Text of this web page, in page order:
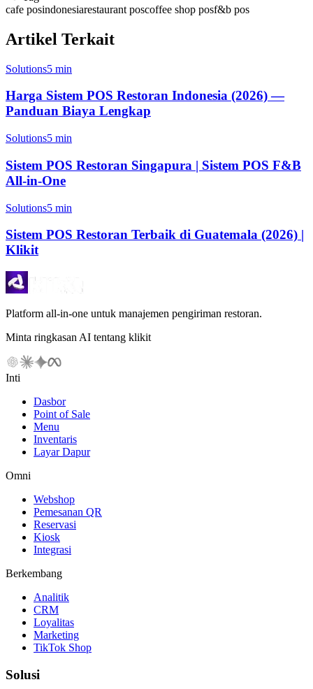
cafe posindonesiarestaurant poscoffee shop posf&b pos
Artikel Terkait
Solutions5 min
Harga Sistem POS Restoran Indonesia (2026) —
Panduan Biaya Lengkap
Solutions5 min
Sistem POS Restoran Singapura | Sistem POS F&B
All-in-One
Solutions5 min
Sistem POS Restoran Terbaik di Guatemala (2026) |
Klikit
Platform all-in-one untuk manajemen pengiriman restoran.
Minta ringkasan AI tentang klikit
Inti
Dasbor
Point of Sale
Menu
Inventaris
Layar Dapur
Omni
Webshop
Pemesanan QR
Reservasi
Kiosk
Integrasi
Berkembang
Analitik
CRM
Loyalitas
Marketing
TikTok Shop
Solusi